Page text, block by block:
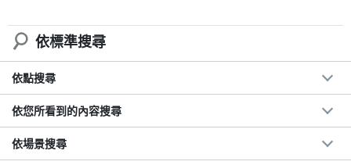
依標準搜尋
依點搜尋
依您所看到的內容搜尋
依場景搜尋